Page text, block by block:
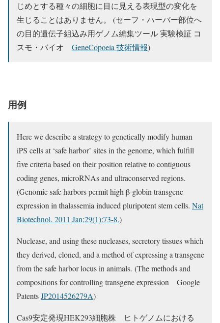
じめとする種々の細胞に目に見える表現型の変化を
生じることはありません。 (セーフ・ハーバー部位へ
の目的遺伝子組込み用ゲノム編集ツール 実験検証 コ
スモ・バイオ GeneCopoeia 技術情報)
用例
Here we describe a strategy to genetically modify human
iPS cells at ‘safe harbor’ sites in the genome, which fulfill
five criteria based on their position relative to contiguous
coding genes, microRNAs and ultraconserved regions.
(Genomic safe harbors permit high β-globin transgene
expression in thalassemia induced pluripotent stem cells. Nat
Biotechnol. 2011 Jan;29(1):73-8.)
Nuclease, and using these nucleases, secretory tissues which
they derived, cloned, and a method of expressing a transgene
from the safe harbor locus in animals. (The methods and
compositions for controlling transgene expression Google
PatentsJP2014526279A)
Cas9安定発現HEK293細胞株 ヒトゲノムにおける